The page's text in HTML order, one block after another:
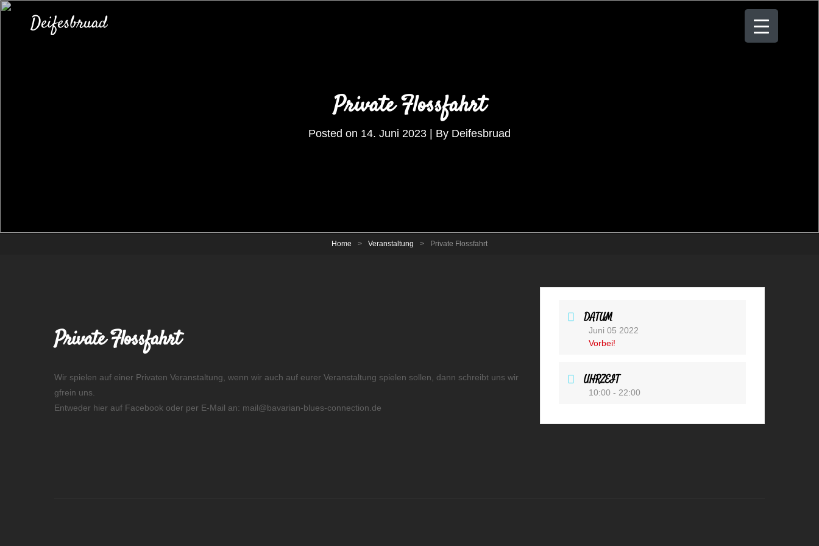
Deifesbruad
Private Flossfahrt
Posted on 14. Juni 2023 By Byline
Deifesbruad
Home > Veranstaltung > Private Flossfahrt
Private Flossfahrt
Wir spielen auf einer Privaten Veranstaltung, wenn wir auch auf eurer Veranstaltung spielen sollen, dann schreibt uns wir
gfrein uns.
Entweder hier auf Facebook oder per E-Mail an: mail@bavarian-blues-connection.de
DATUM
Juni 05 2022
Vorbei!
UHRZEIT
10:00 - 22:00